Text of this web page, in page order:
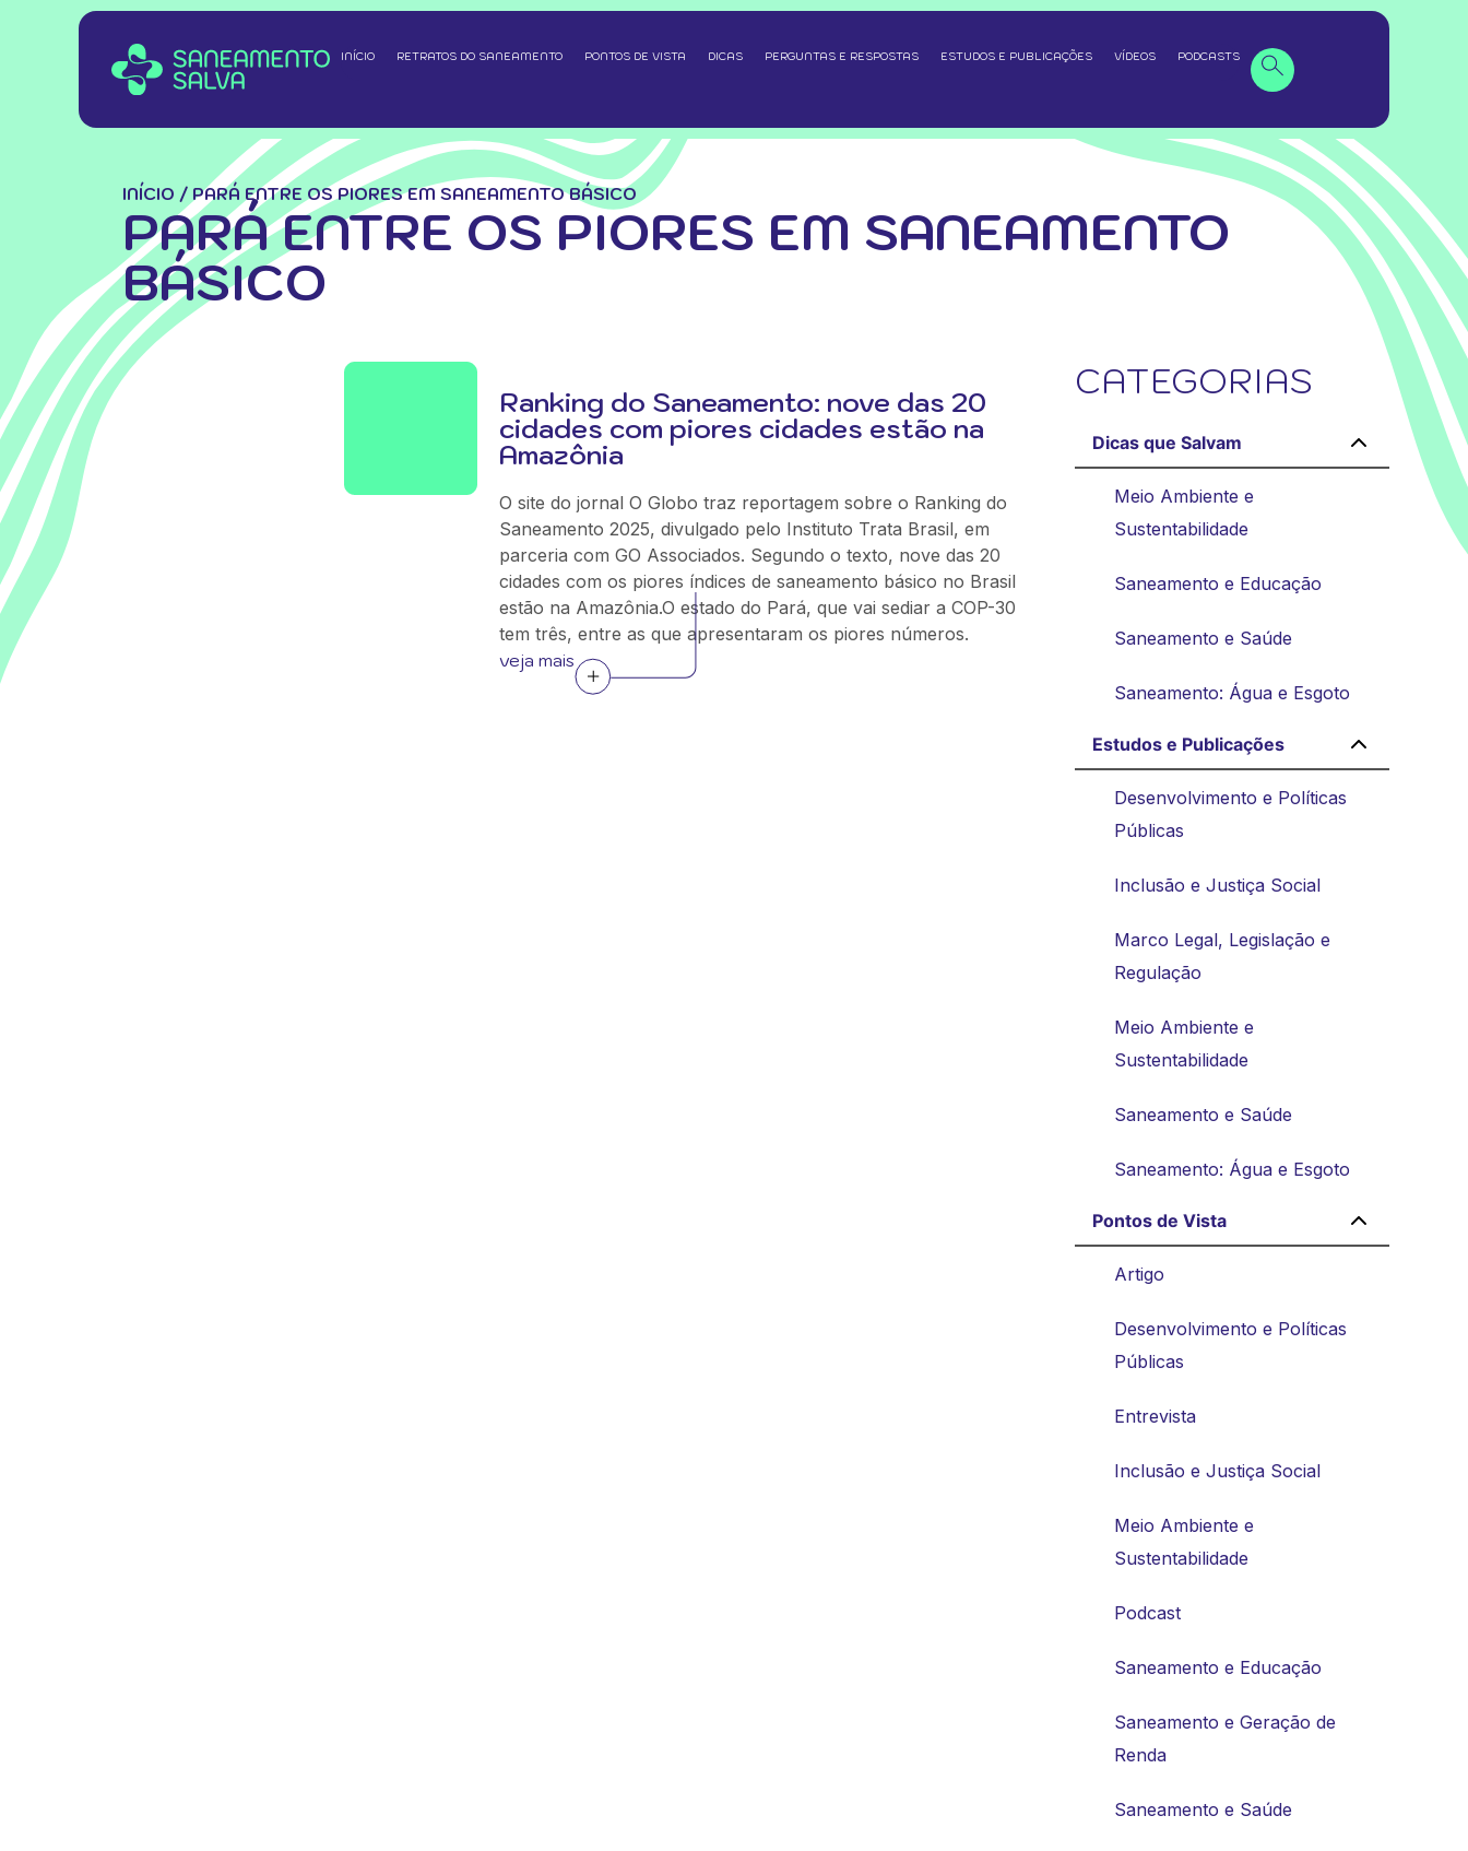
INÍCIO RETRATOS DO SANEAMENTO PONTOS DE VISTA DICAS PERGUNTAS E RESPOSTAS ESTUDOS E PUBLICAÇÕES VÍDEOS PODCASTS
INÍCIO / PARÁ ENTRE OS PIORES EM SANEAMENTO BÁSICO
PARÁ ENTRE OS PIORES EM SANEAMENTO
BÁSICO
Ranking do Saneamento: nove das 20
cidades com piores cidades estão na
Amazônia
O site do jornal O Globo traz reportagem sobre o Ranking do
Saneamento 2025, divulgado pelo Instituto Trata Brasil, em
parceria com GO Associados. Segundo o texto, nove das 20
cidades com os piores índices de saneamento básico no Brasil
estão na Amazônia.O estado do Pará, que vai sediar a COP-30
tem três, entre as que apresentaram os piores números.
veja mais
CATEGORIAS
Dicas que Salvam
Meio Ambiente e
Sustentabilidade
Saneamento e Educação
Saneamento e Saúde
Saneamento: Água e Esgoto
Estudos e Publicações
Desenvolvimento e Políticas
Públicas
Inclusão e Justiça Social
Marco Legal, Legislação e
Regulação
Meio Ambiente e
Sustentabilidade
Saneamento e Saúde
Saneamento: Água e Esgoto
Pontos de Vista
Artigo
Desenvolvimento e Políticas
Públicas
Entrevista
Inclusão e Justiça Social
Meio Ambiente e
Sustentabilidade
Podcast
Saneamento e Educação
Saneamento e Geração de
Renda
Saneamento e Saúde